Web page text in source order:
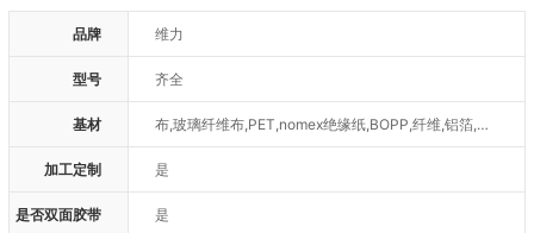
品牌 维力
型号 齐全
基材 布,玻璃纤维布,PET,nomex绝缘纸,BOPP,纤维,铝箔,特氟龙,美纹纸,PVC,OPP
加工定制 是
是否双面胶带 是